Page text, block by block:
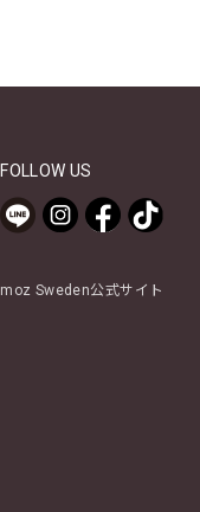
FOLLOW US
moz Sweden公式サイト